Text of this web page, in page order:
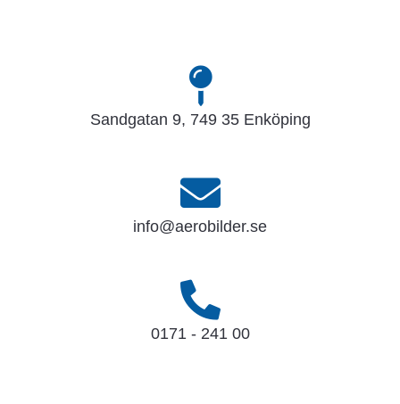
Sandgatan 9, 749 35 Enköping
info@aerobilder.se
0171 - 241 00